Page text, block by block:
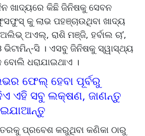
ଖାଦ୍ୟରେ କିଛି ଜିନିଷକୁ ସେବନ
କୁ ଲାଭ ପହଞ୍ଚାଉଥିବା ଖାଦ୍ୟ
ଅଏଲ୍, ରାଶି ମଞ୍ଜି, ହର୍ବାଲ ଚା’,
ଭିଟାମିନ୍-ସି । ଏସବୁ ଜିନିଷକୁ ସ୍ୱାସ୍ଥ୍ୟ
ଧରାଯାଇଥାଏ ।
ଫେଲ୍ ହେବା ପୂର୍ବରୁ
ଏହି ସବୁ ଲକ୍ଷଣ, ଜାଣନ୍ତୁ
ପ୍ରବେଶ କରୁଥିବା କଣିକା ଠାରୁ